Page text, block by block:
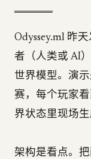
Odyssey.ml 昨
者（人类或 AI
世界模型。演示
赛，每个玩家
界状态里现场生
架构是看点。